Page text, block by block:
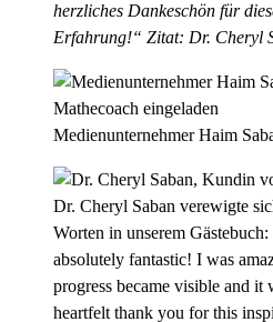
herzliches Dankeschön für
Erfahrung!“ Zitat: Dr. Cheryl
Medienunternehmer Haim
Dr. Cheryl Saban verewigte
Worten in unserem
absolutely fantastic! I was
progress became visible and
heartfelt thank you for this